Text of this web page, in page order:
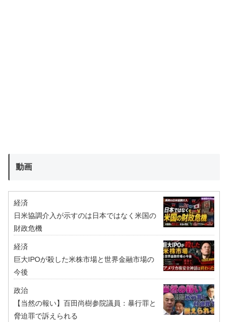
動画
経済
日米協調介入が示すのは日本ではなく米国の
財政危機
経済
巨大IPOが殺した米株市場と世界金融市場の
今後
政治
【当然の報い】百田尚樹参院議員：暴行罪と
脅迫罪で訴えられる